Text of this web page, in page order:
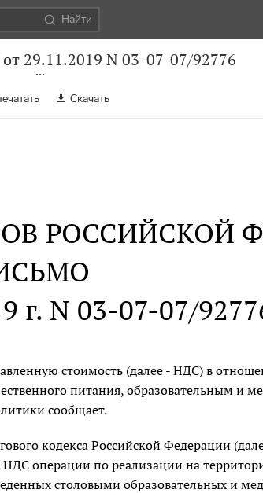
Найти
29.11.2019 N 03-07-07/92776
Скачать
РОССИЙСКОЙ
г. N 03-07-07/
стоимость (далее - НДС) в
питания, образовательным и
сообщает.
кодекса Российской Федерации
операции по реализации на
столовыми образовательных и